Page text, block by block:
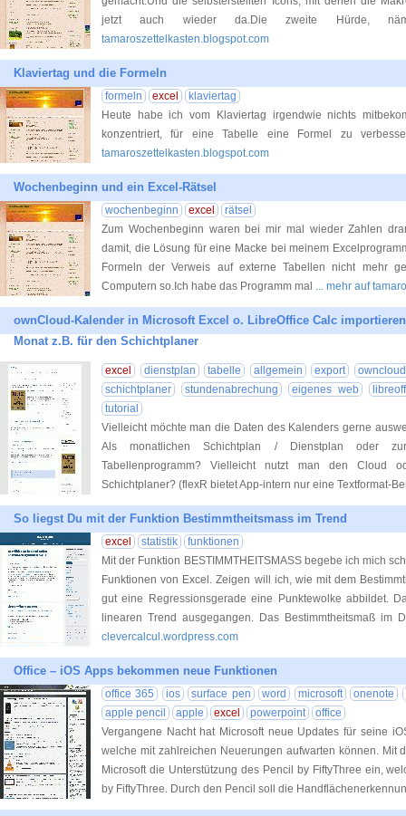
jetzt auch wieder da.Die zweite Hürde,
tamaroszettelkasten.blogspot.com
Klaviertag und die Formeln
formeln excel
klaviertag
Heute habe ich vom Klaviertag irgendwie nichts
konzentriert, für eine Tabelle eine
tamaroszettelkasten.blogspot.com
Wochenbeginn und ein Excel-Rätsel
wochenbeginn excel
rätsel
Zum Wochenbeginn waren bei mir mal wieder Zahlen
damit, die Lösung für eine Macke bei meinem
Formeln der Verweis auf externe Ta­bel­len nicht mehr
Computern so.Ich habe das Programm mal ... mehr auf
ownCloud-Kalender in Microsoft Excel o. LibreOffice Calc
Monat z.B. für den Schichtplaner
excel dienstplan tabelle allgemein export
owncloud
schichtplaner
stundenabrechung eigenes web
tutorial
Vielleicht möchte man die Daten des Kalenders gerne
Als monatlichen Schichtplan / Dienstplan oder
Tabellenprogramm? Vielleicht nutzt man den Cloud
Schichtplaner? (flexR bietet App-intern nur eine Textformat-
So liegst Du mit der Funktion Bestimmtheitsmass im Trend
excel statistik
funktionen
Mit der Funktion BESTIMMTHEITSMASS begebe ich mich
Funktionen von Excel. Zeigen will ich, wie mit dem
gut eine Regressionsgerade eine Punktewolke abbildet.
linearen Trend ausgegangen. Das Bestimmtheitsmaß im
clevercalcul.wordpress.com
Office – iOS Apps bekommen neue Funktionen
office 365 ios surface pen word microsoft onenote
apple pencil
apple excel powerpoint
office
Vergangene Nacht hat Microsoft neue Updates für seine
welche mit zahlreichen Neuerungen aufwarten können. Mit
Microsoft die Unterstützung des Pencil by FiftyThree ein,
by FiftyThree. Durch den Pencil soll die